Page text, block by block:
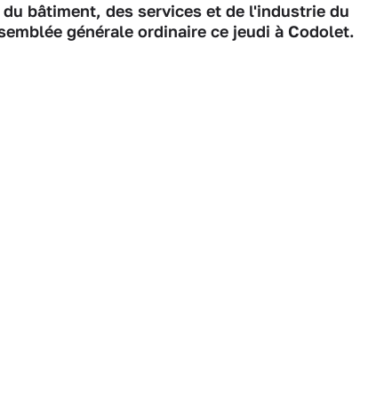
bâtiment, des services et de l'industrie du
générale ordinaire ce jeudi à Codolet.